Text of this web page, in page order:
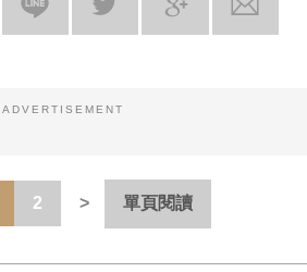
ADVERTISEMENT
2 單頁閱讀